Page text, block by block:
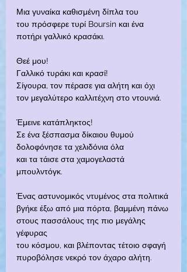
Μια γυναίκα καθισμένη δίπλα του
του πρόσφερε τυρί Boursin και ένα
ποτήρι γαλλικό κρασάκι.
Θεέ μου!
Γαλλικό τυράκι και κρασί!
Σίγουρα, τον πέρασε για αλήτη και όχι
τον μεγαλύτερο καλλιτέχνη στο ντουνιά.
Έμεινε κατάπληκτος!
Σε ένα ξέσπασμα δίκαιου θυμού
δολοφόνησε τα χελιδόνια όλα
και τα τάισε στα χαμογελαστά
μπουλντόγκ.
Ένας αστυνομικός ντυμένος στα πολιτικά
βγήκε έξω από μια πόρτα, βαμμένη πάνω
στους πασσάλους της πιο μεγάλης
γέφυρας
του κόσμου, και βλέποντας τέτοιο σφαγή
πυροβόλησε νεκρό τον άχαρο αλήτη.